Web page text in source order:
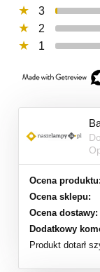
3
2
1
Ocena produktu:
Ocena sklepu:
Ocena dostawy:
Dodatkowy
Produkt dotarł